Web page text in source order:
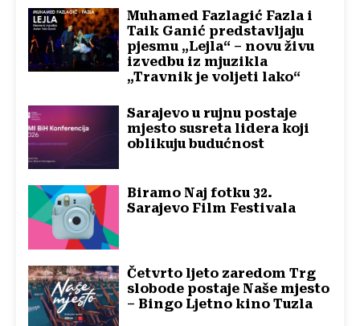
Muhamed Fazlagić Fazla i
Taik Ganić predstavljaju
pjesmu „Lejla“ – novu živu
izvedbu iz mjuzikla
„Travnik je voljeti lako“
Sarajevo u rujnu postaje
mjesto susreta lidera koji
oblikuju budućnost
Biramo Naj fotku 32.
Sarajevo Film Festivala
Četvrto ljeto zaredom Trg
slobode postaje Naše mjesto
– Bingo Ljetno kino Tuzla